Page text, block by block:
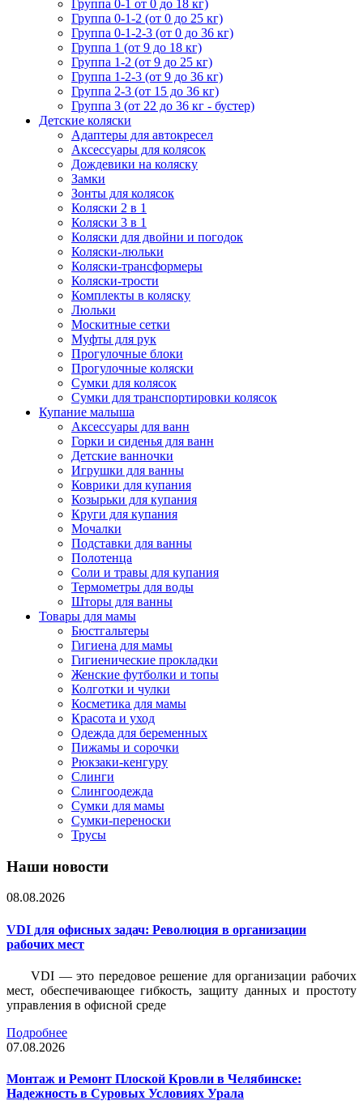
Группа 0-1 от 0 до 18 кг)
Группа 0-1-2 (от 0 до 25 кг)
Группа 0-1-2-3 (от 0 до 36 кг)
Группа 1 (от 9 до 18 кг)
Группа 1-2 (от 9 до 25 кг)
Группа 1-2-3 (от 9 до 36 кг)
Группа 2-3 (от 15 до 36 кг)
Группа 3 (от 22 до 36 кг - бустер)
Детские коляски
Адаптеры для автокресел
Аксессуары для колясок
Дождевики на коляску
Замки
Зонты для колясок
Коляски 2 в 1
Коляски 3 в 1
Коляски для двойни и погодок
Коляски-люльки
Коляски-трансформеры
Коляски-трости
Комплекты в коляску
Люльки
Москитные сетки
Муфты для рук
Прогулочные блоки
Прогулочные коляски
Сумки для колясок
Сумки для транспортировки колясок
Купание малыша
Аксессуары для ванн
Горки и сиденья для ванн
Детские ванночки
Игрушки для ванны
Коврики для купания
Козырьки для купания
Круги для купания
Мочалки
Подставки для ванны
Полотенца
Соли и травы для купания
Термометры для воды
Шторы для ванны
Товары для мамы
Бюстгальтеры
Гигиена для мамы
Гигиенические прокладки
Женские футболки и топы
Колготки и чулки
Косметика для мамы
Красота и уход
Одежда для беременных
Пижамы и сорочки
Рюкзаки-кенгуру
Слинги
Слингоодежда
Сумки для мамы
Сумки-переноски
Трусы
Наши новости
08.08.2026
VDI для офисных задач: Революция в организации
рабочих мест
VDI — это передовое решение для организации рабочих
мест, обеспечивающее гибкость, защиту данных и простоту
управления в офисной среде
Подробнее
07.08.2026
Монтаж и Ремонт Плоской Кровли в Челябинске:
Надежность в Суровых Условиях Урала